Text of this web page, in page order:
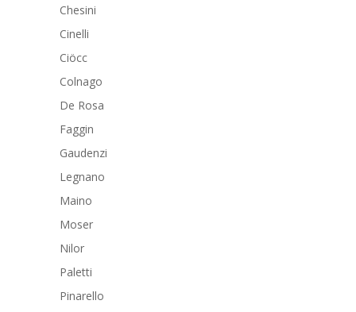
Chesini
Cinelli
Ciöcc
Colnago
De Rosa
Faggin
Gaudenzi
Legnano
Maino
Moser
Nilor
Paletti
Pinarello